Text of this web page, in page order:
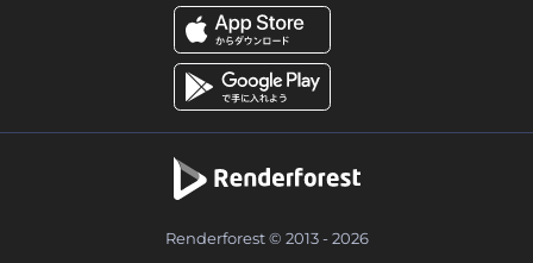
Renderforest © 2013 - 2026